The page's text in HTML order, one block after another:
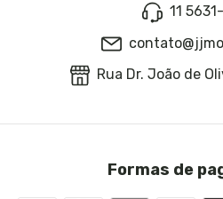
11
Rua Dr. João de
Formas de